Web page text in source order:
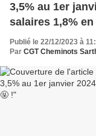
3,5% au 1er
salaires 1,8% en
Publié le 22/12/2023 à
Par CGT Cheminots